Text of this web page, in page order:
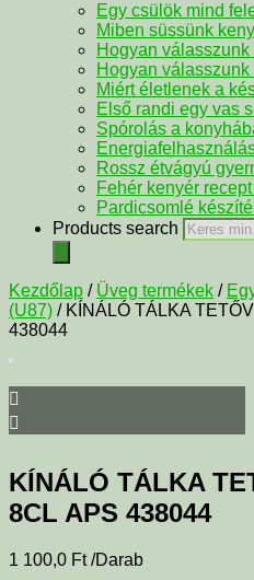
Egy csülök mind
Miben süssünk
Hogyan
Hogyan
Miért életlenek a
Első randi egy vas
Spórolás a
Rossz étvágyú
Fehér kenyér
Pardicsomlé
Products search
Kezdőlap / Üveg termékek /
(U87) / KÍNÁLÓ TÁLKA
438044
KÍNÁLÓ TÁLKA
8CL APS 438044
1 100,0 Ft /Darab